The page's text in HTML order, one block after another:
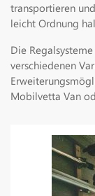
transportieren
leicht Ordnung
Die
verschiedenen
Mobilvetta Van